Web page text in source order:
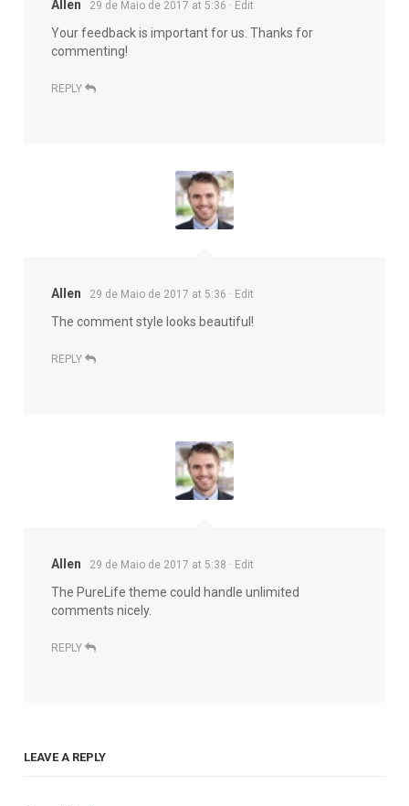
Allen 29 de Maio de 2017 at 5:36 · Edit
Your feedback is important for us. Thanks for
commenting!
REPLY
Allen 29 de Maio de 2017 at 5:36 · Edit
The comment style looks beautiful!
REPLY
Allen 29 de Maio de 2017 at 5:38 · Edit
The PureLife theme could handle unlimited
comments nicely.
REPLY
LEAVE A REPLY